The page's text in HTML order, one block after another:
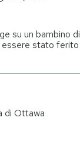
su un bambino di
essere stato ferito
di Ottawa